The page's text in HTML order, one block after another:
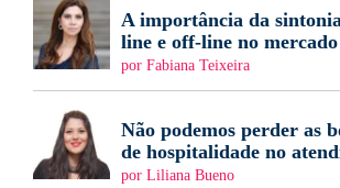
A importância da
line e off-line no
por Fabiana Teixeira
Não podemos perder as
de hospitalidade no
por Liliana Bueno